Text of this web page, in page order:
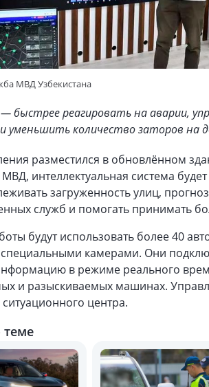
МВД Узбекистана
— быстрее реагировать на аварии,
уменьшить количество заторов на
разместился в обновлённом
интеллектуальная система
загруженность улиц,
служб и помогать принимать
будут использовать более 40
камерами. Они
в режиме реального
и разыскиваемых машинах.
центра.
теме